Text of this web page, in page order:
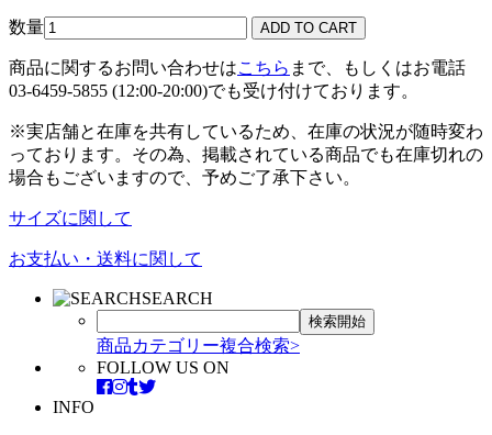
数量
商品に関するお問い合わせはこちら まで、もしくはお電話
03-6459-5855 (12:00-20:00)でも受け付けております。
※実店舗と在庫を共有しているため、在庫の状況が随時変わ
っております。その為、掲載されている商品でも在庫切れの
場合もございますので、予めご了承下さい。
サイズに関して
お支払い・送料に関して
SEARCH
商品カテゴリー複合検索>
FOLLOW US ON
INFO